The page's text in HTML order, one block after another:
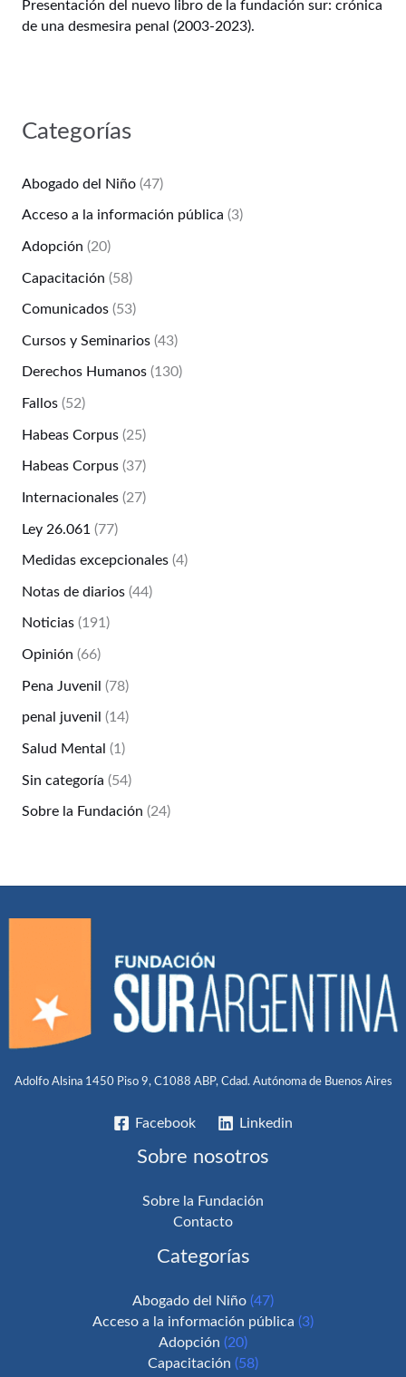
Presentación del nuevo libro de la fundación sur: crónica
de una desmesira penal (2003-2023).
Categorías
Abogado del Niño(47)
Acceso a la información pública (3)
Adopción (20)
Capacitación (58)
Comunicados(53)
Cursos y Seminarios(43)
Derechos Humanos(130)
Fallos(52)
Habeas Corpus(25)
Habeas Corpus(37)
Internacionales(27)
Ley 26.061 (77)
Medidas excepcionales(4)
Notas de diarios(44)
Noticias(191)
Opinión (66)
Pena Juvenil (78)
penal juvenil (14)
Salud Mental (1)
Sin categoría (54)
Sobre la Fundación (24)
Adolfo Alsina 1450 Piso 9, C1088 ABP, Cdad. Autónoma de Buenos Aires
Facebook Linkedin
Sobre nosotros
Sobre la Fundación
Contacto
Categorías
Abogado del Niño (47)
Acceso a la información pública (3)
Adopción (20)
Capacitación (58)